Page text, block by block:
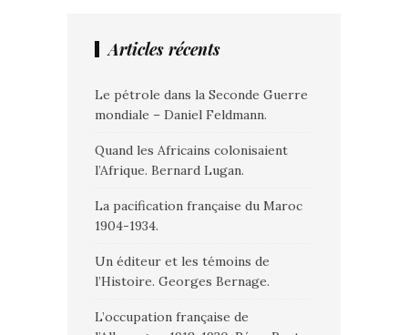
Articles récents
Le pétrole dans la Seconde Guerre
mondiale – Daniel Feldmann.
Quand les Africains colonisaient
l’Afrique. Bernard Lugan.
La pacification française du Maroc
1904-1934.
Un éditeur et les témoins de
l’Histoire. Georges Bernage.
L’occupation française de